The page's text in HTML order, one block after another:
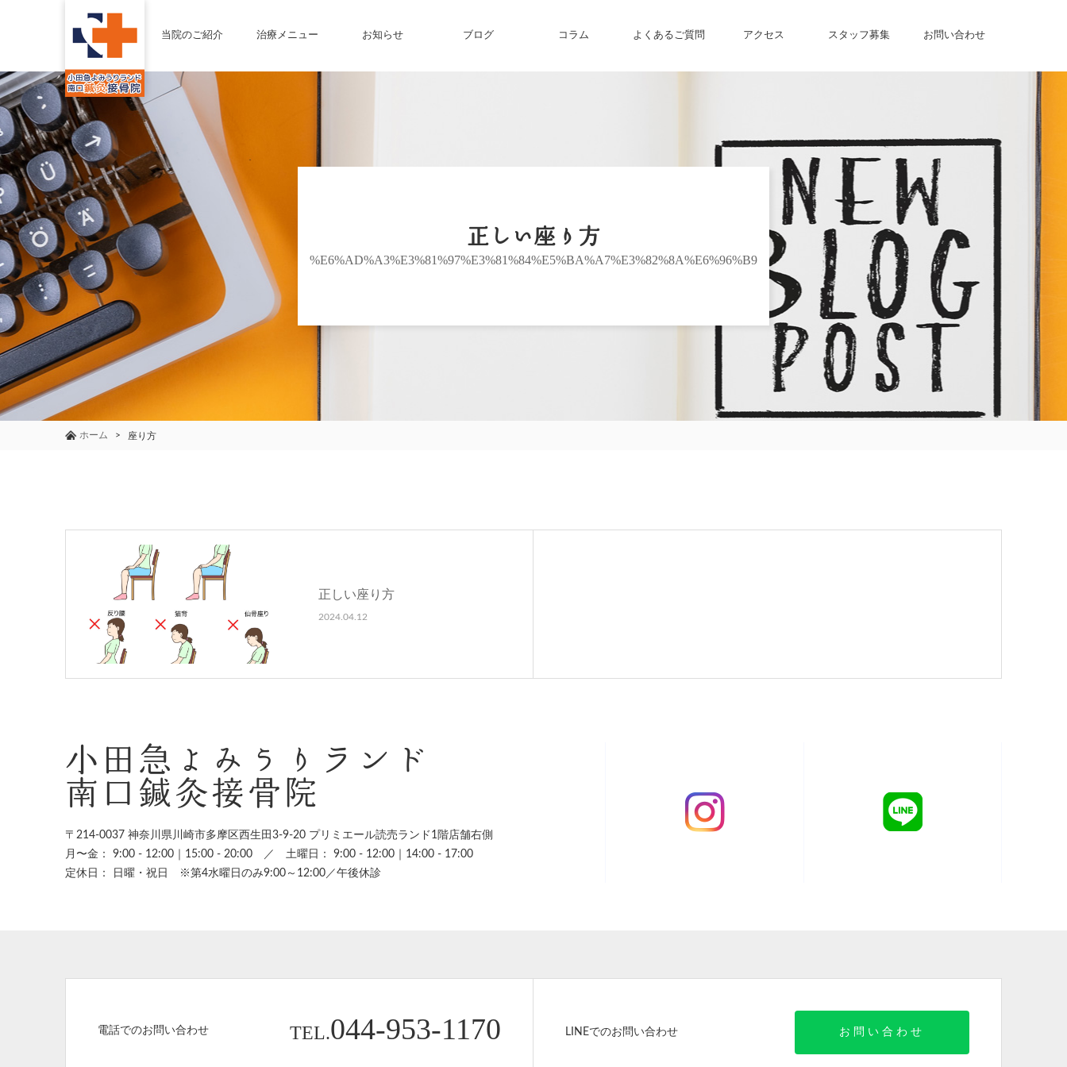
当院のご紹介 治療メニュー お知らせ ブログ コラム よくあるご質問 アクセス スタッフ募集 お問い合わせ
正しい座り方
%E6%AD%A3%E3%81%97%E3%81%84%E5%BA%A7%E3%82%8A%E6%96%B9
ホーム 座り方
正しい座り方
2024.04.12
小田急よみうりランド
南口鍼灸接骨院
〒214-0037 神奈川県川崎市多摩区西生田3-9-20 プリミエール読売ランド1階店舗右側
月〜金： 9:00 - 12:00｜15:00 - 20:00 ／ 土曜日： 9:00 - 12:00｜14:00 - 17:00
定休日： 日曜・祝日 ※第4水曜日のみ9:00～12:00／午後休診
電話でのお問い合わせ TEL.044-953-1170 LINEでのお問い合わせ お問い合わせ